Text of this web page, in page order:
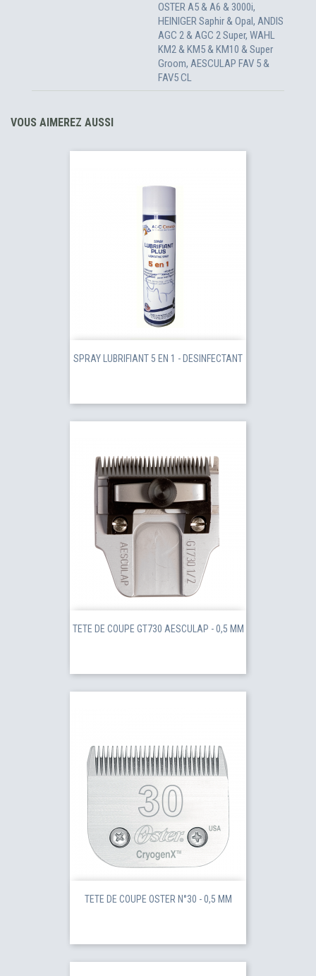
OSTER A5 & A6 & 3000i,
HEINIGER Saphir & Opal, ANDIS
AGC 2 & AGC 2 Super, WAHL
KM2 & KM5 & KM10 & Super
Groom, AESCULAP FAV 5 &
FAV5 CL
VOUS AIMEREZ AUSSI
SPRAY LUBRIFIANT 5 EN 1 - DESINFECTANT
TETE DE COUPE GT730 AESCULAP - 0,5 MM
TETE DE COUPE OSTER N°30 - 0,5 MM